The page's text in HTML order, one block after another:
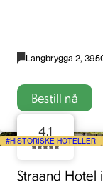
Langbrygga 2,
Bestill nå
HISTORISKE HOTELLER
4.1
Straand Hotel